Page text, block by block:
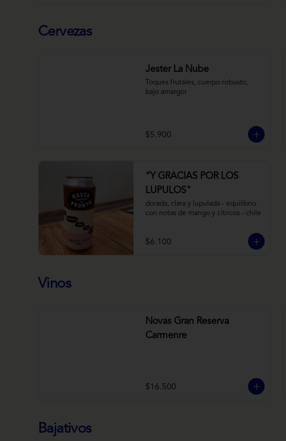
Cervezas
Jester La Nube
Toques frutales, cuerpo robusto,
bajo amargor
$5.900
“Y GRACIAS POR LOS
LUPULOS"
dorada, clara y lupulada - equilibrio
con notas de mango y cítricos - chile
$6.100
Vinos
Novas Gran Reserva
Carmenre
$16.500
Bajativos